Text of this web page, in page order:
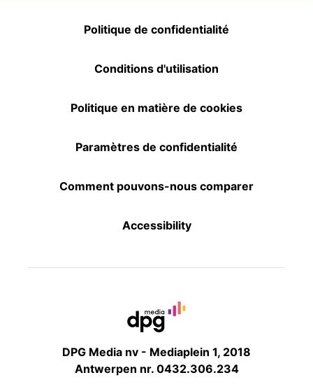
Politique de confidentialité
Conditions d'utilisation
Politique en matière de cookies
Paramètres de confidentialité
Comment pouvons-nous comparer
Accessibility
DPG Media nv - Mediaplein 1, 2018
Antwerpen nr. 0432.306.234